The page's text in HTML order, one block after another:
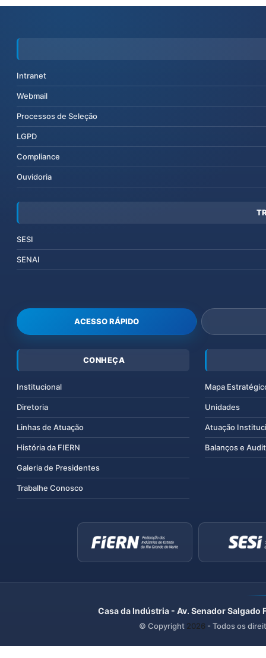
Intranet
Webmail
Processos de Seleção
LGPD
Compliance
Ouvidoria
SESI
SENAI
ACESSO RÁPIDO
CONHEÇA
Institucional
Diretoria
Linhas de Atuação
História da FIERN
Galeria de Presidentes
Trabalhe Conosco
Mapa
Unidades
Atuação
Balanços e
Casa da Indústria - Av. Senador
© Copyright 2026 - Todos os